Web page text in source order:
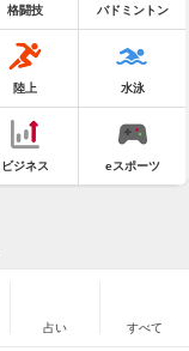
格闘技 バドミントン
陸上 水泳
ビジネス eスポーツ
占い すべて